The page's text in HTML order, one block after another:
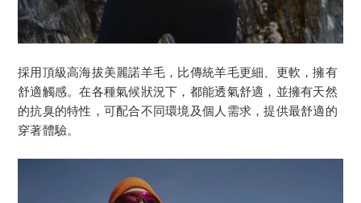
採用頂級高海拔美麗諾羊毛，比傳統羊毛更細、更軟，擁有
舒適觸感。在各種氣候狀況下，都能透氣舒適，並擁有天然
的抗臭的特性，可配合不同環境及個人需求，提供最舒適的
穿著體驗。